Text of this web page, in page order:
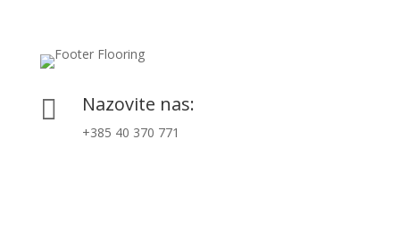
 Nazovite nas:
+385 40 370 771